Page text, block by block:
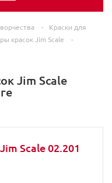
-
Краски для
красок Jim Scale
-
Jim Scale
Scale 02.201